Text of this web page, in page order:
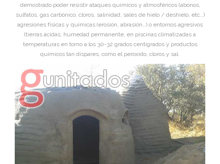
demostrado poder resistir ataques químicos y atmosféricos (abonos,
sulfatos, gas carbónico, cloros, salinidad, sales de hielo / deshielo, etc…)
agresiones físicas y químicas (erosión, abrasión…) o entornos agresivos
(tierras ácidas, humedad permanente, en piscinas climatizadas a
temperaturas en torno a los 30-32 grados centigrados y productos
químicos tan dispares, como el peroxido, cloros y sal.